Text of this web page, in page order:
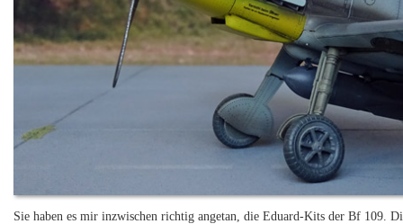
Sie haben es mir inzwischen richtig angetan, die Eduard-Kits der Bf 109.